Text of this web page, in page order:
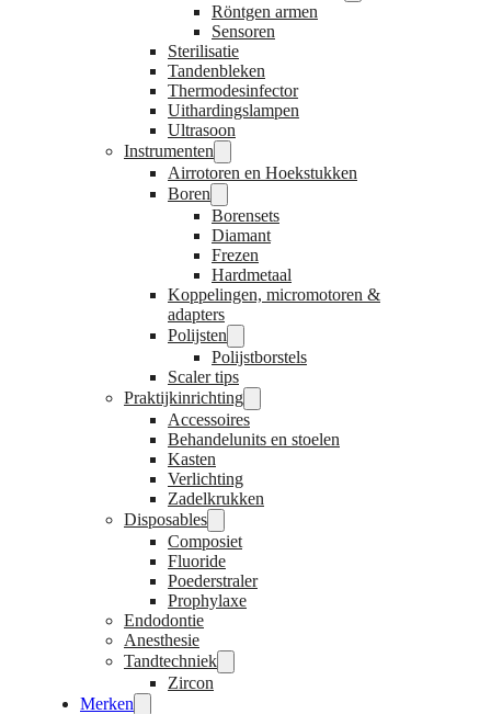
Röntgen armen
Sensoren
Sterilisatie
Tandenbleken
Thermodesinfector
Uithardingslampen
Ultrasoon
Instrumenten
Airrotoren en Hoekstukken
Boren
Borensets
Diamant
Frezen
Hardmetaal
Koppelingen, micromotoren &
adapters
Polijsten
Polijstborstels
Scaler tips
Praktijkinrichting
Accessoires
Behandelunits en stoelen
Kasten
Verlichting
Zadelkrukken
Disposables
Composiet
Fluoride
Poederstraler
Prophylaxe
Endodontie
Anesthesie
Tandtechniek
Zircon
Merken